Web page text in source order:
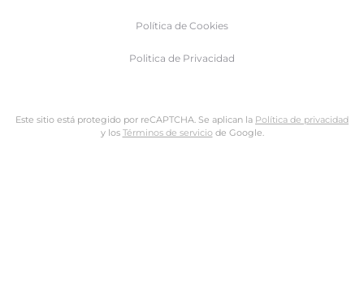
Política de Cookies
Politica de Privacidad
Este sitio está protegido por reCAPTCHA. Se aplican la Política de privacidad
y los Términos de serviciode Google.